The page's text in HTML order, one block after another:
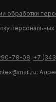
обработки
персональных
78-08, +7
;